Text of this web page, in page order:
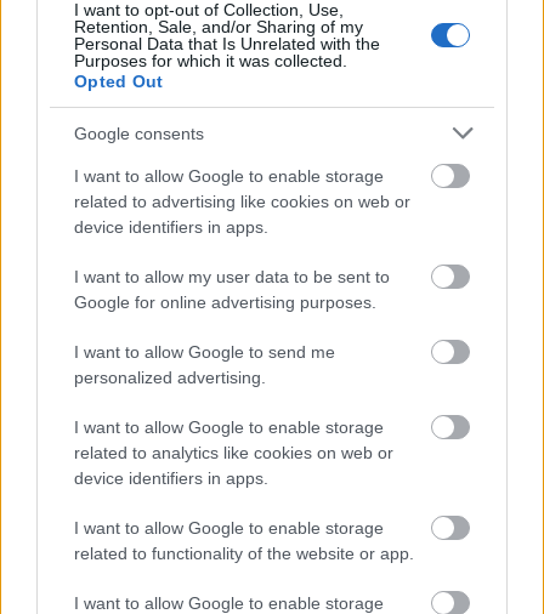
I want to opt-out of Collection, Use,
Retention, Sale, and/or Sharing of my
Personal Data that Is Unrelated with the
Purposes for which it was collected.
Opted Out
Google consents
I want to allow Google to enable storage
related to advertising like cookies on web or
device identifiers in apps.
I want to allow my user data to be sent to
Google for online advertising purposes.
I want to allow Google to send me
personalized advertising.
I want to allow Google to enable storage
related to analytics like cookies on web or
device identifiers in apps.
I want to allow Google to enable storage
related to functionality of the website or app.
I want to allow Google to enable storage
Διαβάζονται αυτή τη στιγμή
Τράπεζες: Στα 55,5 εκατ. ευρώ ο λογαριασμός
από τα δάνεια του ν. Κατσέλη
Νέο Χωροταξικό Τουρισμού: Οι νέες «κόκκινες
γραμμές» για το περιβάλλον και τι αλλάζει σε
Τα ανοιχτά μέτωπα για την ενίσχυση της
ελληνικής βιομηχανίας
TAGS: Αεροδρόμιο Ελευθέριος Βενιζέλος (ΔΑΑ)